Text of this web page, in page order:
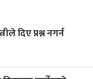
दिए प्रश्न नगर्न